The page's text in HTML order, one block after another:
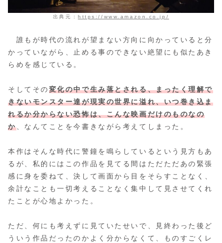
出典元： https://www.amazon.co.jp/
誰もが時代の流れが望まない方向に向かっていると分
かっていながら、止める事のできない絶望にも似たあき
らめを感じている。
そしてその変化の中で生み落とされる、まったく理解で
きないモンスター達が現実の世界に溢れ、いつ巻き込ま
れるか分からない恐怖は、こんな映画だけのものなの
か、なんてことを今書きながら考えてしまった。
本作はそんな時代に警鐘を鳴らしているという見方もあ
るが、私的にはこの作品を見てる間はただただあの緊張
感に身を委ねて、決して画面から目をそらすことなく、
余計なことも一切考えることなく集中して見させてくれ
たことが心地よかった。
ただ、何にも考えずに見ていたせいで、見終わった後ど
ういう作品だったのかよく分からなくて、ものすごくレ